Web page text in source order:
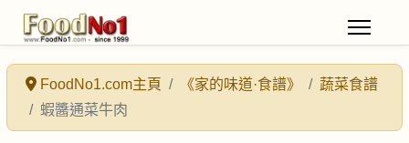
FoodNo1.com主頁 《家的味道·食譜》
蔬菜食譜
蝦醬通菜牛肉